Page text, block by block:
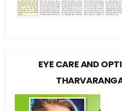
EYE CARE AND